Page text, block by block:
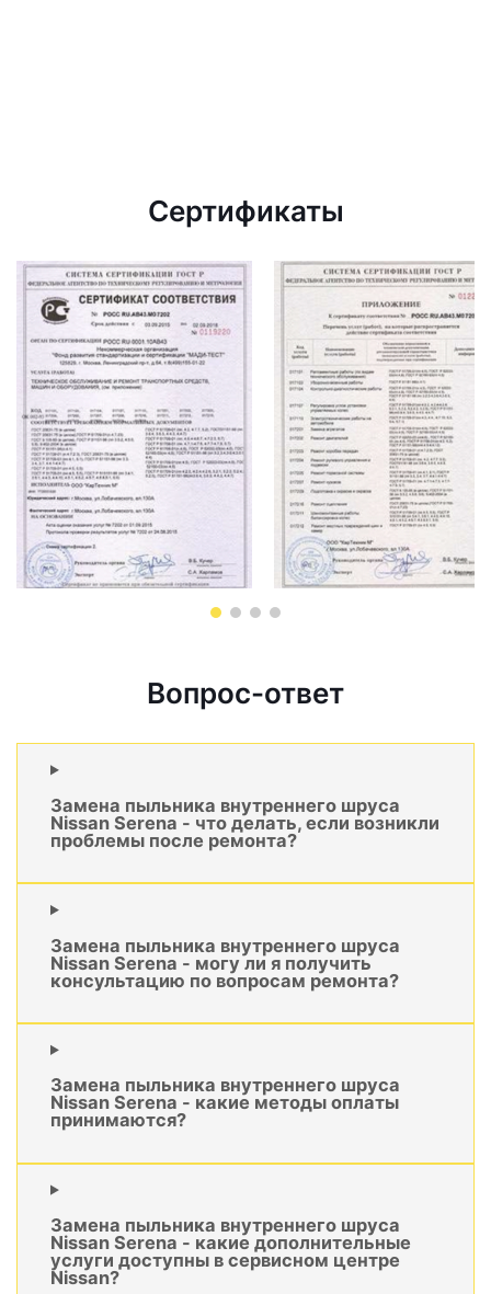
Сертификаты
Вопрос-ответ
Замена пыльника внутреннего шруса
Nissan Serena - что делать, если возникли
проблемы после ремонта?
Замена пыльника внутреннего шруса
Nissan Serena - могу ли я получить
консультацию по вопросам ремонта?
Замена пыльника внутреннего шруса
Nissan Serena - какие методы оплаты
принимаются?
Замена пыльника внутреннего шруса
Nissan Serena - какие дополнительные
услуги доступны в сервисном центре
Nissan?